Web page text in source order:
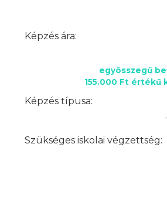
Képzés ára:
egyösszegű
155.000 Ft értékű
Képzés típusa:
Szükséges iskolai végzettség: